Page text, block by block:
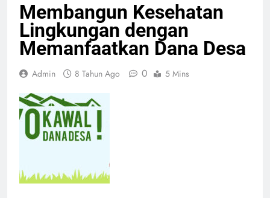
Membangun Kesehatan
Lingkungan dengan
Memanfaatkan Dana Desa
Admin 8 Tahun Ago 0 5 Mins